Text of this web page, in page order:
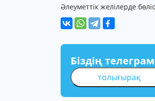
Әлеуметтік желілерде
Біздің
толығырақ